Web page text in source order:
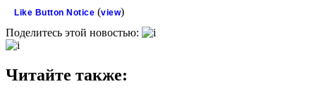
Like Button Notice (view)
Поделитесь этой новостью:
Читайте также: